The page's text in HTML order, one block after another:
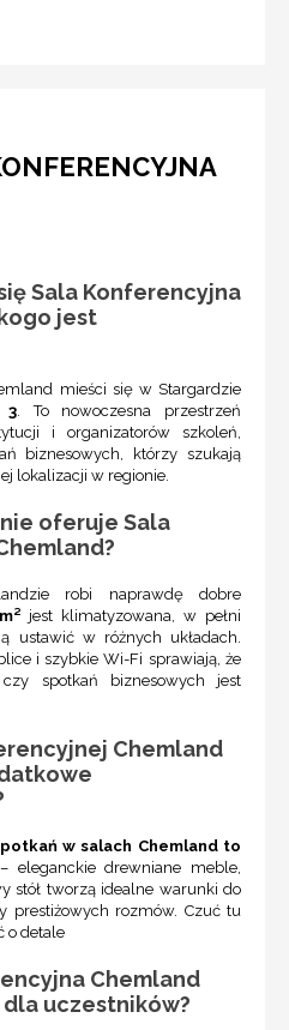
Sala Konferencyjna
jest
mieści się w Stargardzie
3 . To nowoczesna przestrzeń
i organizatorów szkoleń,
biznesowych, którzy szukają
lokalizacji w regionie.
oferuje Sala
robi naprawdę dobre
jest klimatyzowana, w pełni
ustawić w różnych układach.
i szybkie Wi-Fi sprawiają, że
spotkań biznesowych jest
Chemland
w salach Chemland to
eleganckie drewniane meble,
stół tworzą idealne warunki do
prestiżowych rozmów. Czuć tu
o detale
Chemland
uczestników?